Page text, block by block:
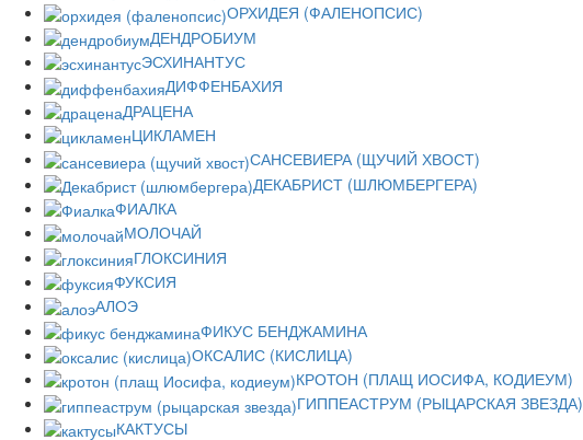
ОРХИДЕЯ (ФАЛЕНОПСИС)
ДЕНДРОБИУМ
ЭСХИНАНТУС
ДИФФЕНБАХИЯ
ДРАЦЕНА
ЦИКЛАМЕН
САНСЕВИЕРА (ЩУЧИЙ ХВОСТ)
ДЕКАБРИСТ (ШЛЮМБЕРГЕРА)
ФИАЛКА
МОЛОЧАЙ
ГЛОКСИНИЯ
ФУКСИЯ
АЛОЭ
ФИКУС БЕНДЖАМИНА
ОКСАЛИС (КИСЛИЦА)
КРОТОН (ПЛАЩ ИОСИФА, КОДИЕУМ)
ГИППЕАСТРУМ (РЫЦАРСКАЯ ЗВЕЗДА)
КАКТУСЫ